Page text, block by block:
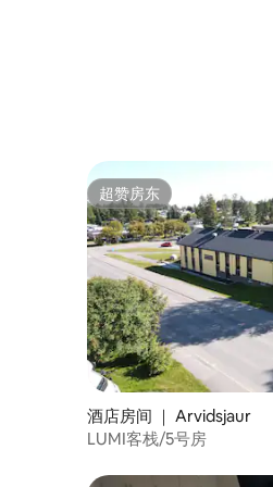
超赞房东
超赞房东
酒店房间 ｜ Arvidsjaur
LUMI客栈/5号房